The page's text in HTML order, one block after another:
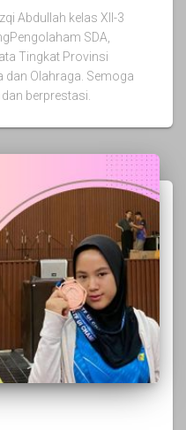
Abdullah kelas XII-3
SDA,
Tingkat Provinsi
dan Olahraga. Semoga
berprestasi.